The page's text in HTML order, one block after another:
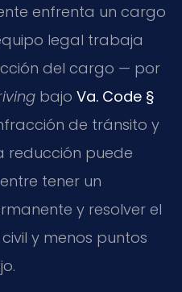
enfrenta un cargo
legal trabaja
del cargo — por
bajo Va. Code §
de tránsito y
reducción puede
tener un
y resolver el
y menos puntos